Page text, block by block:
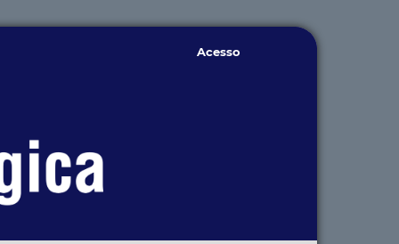
Acesso